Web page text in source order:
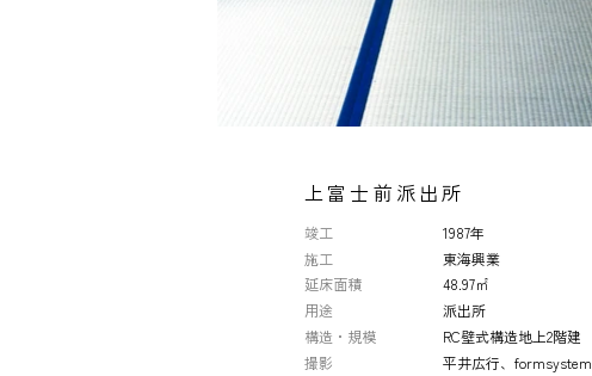
上富士前派出所
竣工
延床面積
施工
用途
構造・規模
撮影
1987年
48.97㎡
東海興業
派出所
RC壁式構造地上2階建
平井広行、formsystem